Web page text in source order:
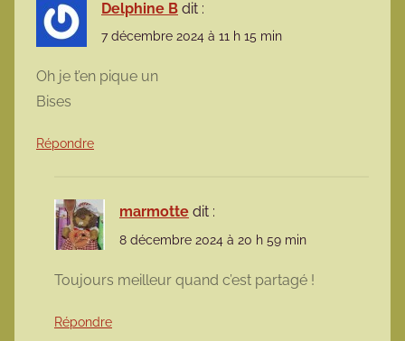
Delphine B dit :
7 décembre 2024 à 11 h 15 min
Oh je t’en pique un
Bises
Répondre
marmotte dit :
8 décembre 2024 à 20 h 59 min
Toujours meilleur quand c’est partagé !
Répondre